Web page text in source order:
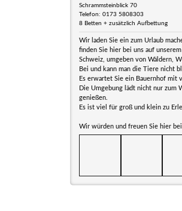
Schrammsteinblick 70
Telefon: 0173 5808303
8 Betten + zusätzlich Aufbettung
Wir laden Sie ein zum Urlaub
finden Sie hier bei uns auf
Schweiz, umgeben von Wäldern,
Bei und kann man die Tiere nicht
Es erwartet Sie ein Bauernhof mit
Die Umgebung lädt nicht nur zum
genießen.
Es ist viel für groß und klein zu
Wir würden und freuen Sie hier